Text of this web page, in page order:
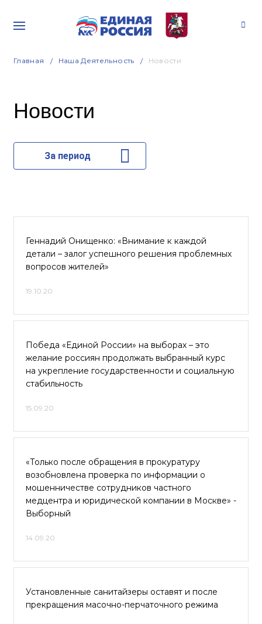
Главная Наша Деятельность Новости
Новости
За период
Геннадий Онищенко: «Внимание к каждой
детали – залог успешного решения проблемных
вопросов жителей»
19.10.20
Победа «Единой России» на выборах – это
желание россиян продолжать выбранный курс
на укрепление государственности и социальную
стабильность
15.09.20
«Только после обращения в прокуратуру
возобновлена проверка по информации о
мошенничестве сотрудников частного
медцентра и юридической компании в Москве» -
Выборный
14.09.20
Установленные санитайзеры оставят и после
прекращения масочно-перчаточного режима